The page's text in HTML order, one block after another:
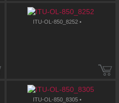
ITU-OL-850_8252 •
ITU-OL-850_8305 •